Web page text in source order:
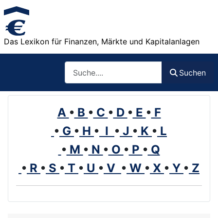
Das Lexikon für Finanzen, Märkte und Kapitalanlagen
Suchen
A • B • C • D • E • F
• G • H • I • J • K • L
• M • N • O • P • Q
• R • S • T • U • V • W • X • Y • Z